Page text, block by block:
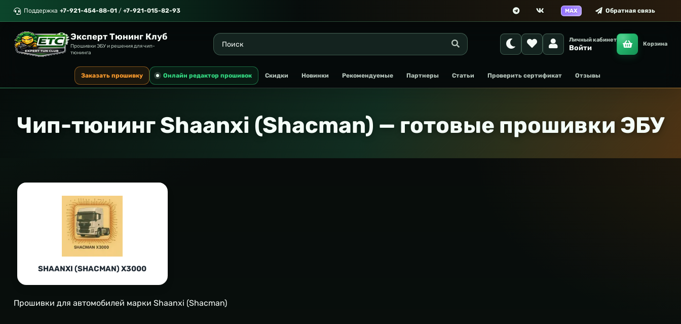
Поддержка +7-921-454-88-01 / +7-921-015-82-93 MAX Обратная связь
Эксперт Тюнинг Клуб
Прошивки ЭБУ и решения для чип-
тюнинга
Личный кабинет
Войти Корзина
Заказать прошивку Онлайн редактор прошивок Скидки Новинки Рекомендуемые Партнеры Статьи Проверить сертификат Отзывы
Чип-тюнинг Shaanxi (Shacman) — готовые прошивки ЭБУ
SHAANXI (SHACMAN) X3000
Прошивки для автомобилей марки Shaanxi (Shacman)